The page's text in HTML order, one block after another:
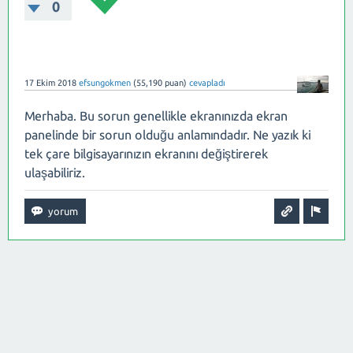
0
17 Ekim 2018 efsungokmen (55,190 puan) cevapladı
Merhaba. Bu sorun genellikle ekranınızda ekran
panelinde bir sorun olduğu anlamındadır. Ne yazık ki
tek çare bilgisayarınızın ekranını değiştirerek
ulaşabiliriz.